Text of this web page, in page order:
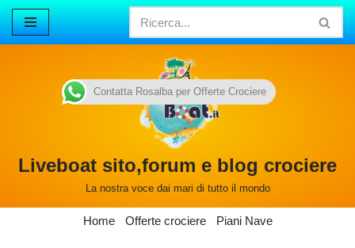
Vai
Liveboat sito,forum e blog crociere
La nostra voce dai mari di tutto il mondo
Home Offerte crociere Piani Nave
Contatta Rosalba per Offerte Crociere